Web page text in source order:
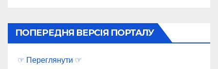
ПОПЕРЕДНЯ ВЕРСІЯ ПОРТАЛУ
☞ Переглянути ☞